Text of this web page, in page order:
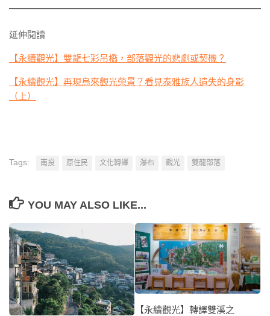
延伸閱讀
【永續觀光】雙龍七彩吊橋，部落觀光的悲劇或契機？
【永續觀光】再現烏來觀光榮景？看見泰雅族人遺失的身影
（上）
Tags: 南投 原住民 文化轉譯 瀑布 觀光 雙龍部落
YOU MAY ALSO LIKE...
【永續觀光】轉譯雙溪之